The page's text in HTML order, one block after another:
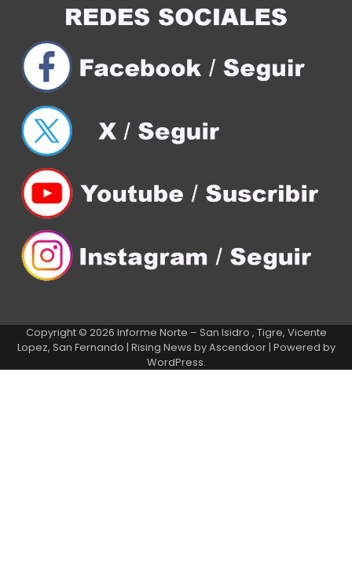
Copyright © 2026 Informe Norte – San Isidro , Tigre, Vicente
Lopez, San Fernando | Rising News byAscendoor| Powered by
WordPress.